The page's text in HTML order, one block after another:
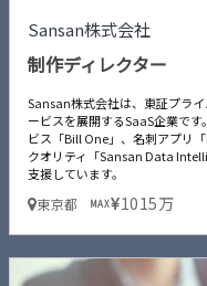
Sansan株式会社
制作ディレクター
Sansan株式会社は、東証プラ
ービスを展開するSaaS企業で
ビス「Bill One」、名刺アプリ
クオリティ「Sansan Data
支援しています。
東京都 MAX 1015万